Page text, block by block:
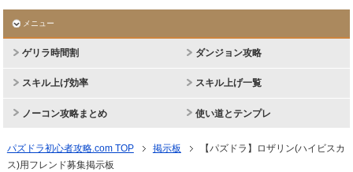
メニュー
ゲリラ時間割 ダンジョン攻略
スキル上げ効率 スキル上げ一覧
ノーコン攻略まとめ 使い道とテンプレ
パズドラ初心者攻略.com TOP 掲示板
【パズドラ】ロザリン(ハイビスカ
ス)用フレンド募集掲示板